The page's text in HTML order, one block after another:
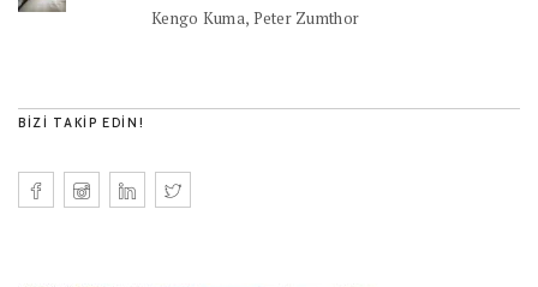
Kengo Kuma, Peter Zumthor
BIZI TAKIP EDIN!